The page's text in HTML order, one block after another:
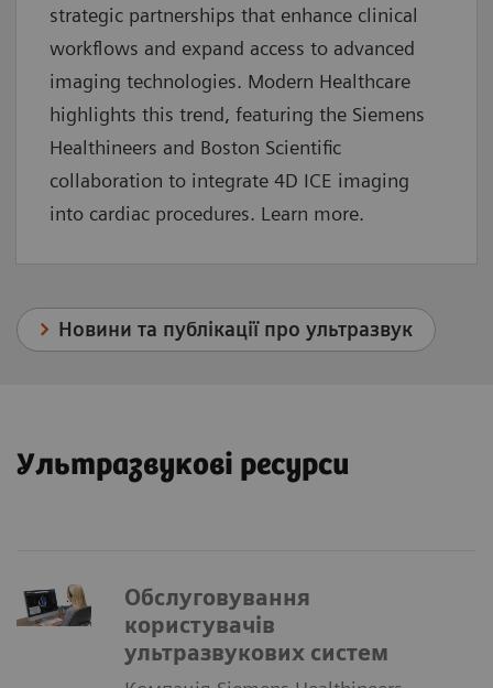
strategic partnerships that enhance clinical
workflows and expand access to advanced
imaging technologies. Modern Healthcare
highlights this trend, featuring the Siemens
Healthineers and Boston Scientific
collaboration to integrate 4D ICE imaging
into cardiac procedures. Learn more.
Новини та публікації про ультразвук
Ультразвукові ресурси
Обслуговування
користувачів
ультразвукових систем